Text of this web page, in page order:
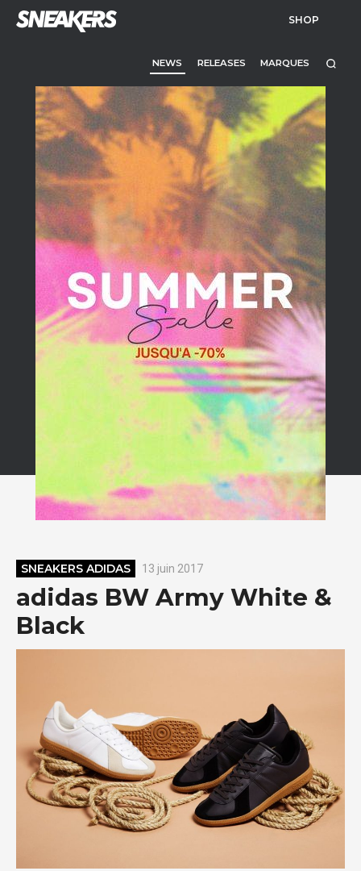
SHOP
NEWS RELEASES MARQUES
SNEAKERS ADIDAS 13 juin 2017
adidas BW Army White &
Black